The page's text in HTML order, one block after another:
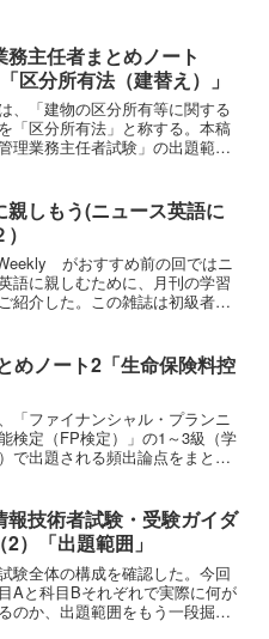
務主任者まとめノート
「区分所有法（建替え）」
、「建物の区分所有等に関する
「区分所有法」と称する。本稿
理業務主任者試験」の出題範囲
おいては、区分所有者及び議決
分の４以上の多数...
親しもう(ニュース英語に
がおすすめ前の回ではニ
語に親しむために、月刊の学習
紹介した。この雑誌は初級者に
ムラグが生じてしまう。これは
いこ...
めノート2「生命保険料控
「ファイナンシャル・プランニ
検定（FP検定）」の1～3級（学
で出題される頻出論点をまとめ
る。個人が、一定の要件を満た
険料、介護...
報技術者試験・受験ガイダ
2）「出題範囲」
験全体の構成を確認した。今回
Aと科目Bそれぞれで実際に何が
のか、出題範囲をもう一段掘り